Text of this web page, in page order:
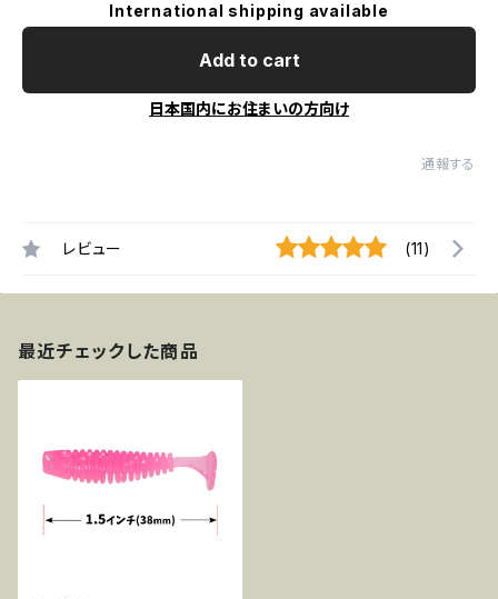
International shipping available
Add to cart
日本国内にお住まいの方向け
通報する
レビュー (11)
最近チェックした商品